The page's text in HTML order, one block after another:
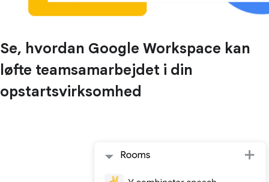
Se, hvordan Google Workspace kan
løfte teamsamarbejdet i din
opstartsvirksomhed